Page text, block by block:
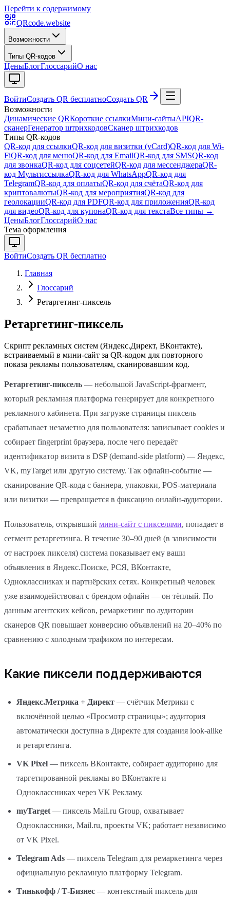
Перейти к содержимому
QRcode.website
Возможности
Типы QR-кодов
ЦеныБлогГлоссарийО нас
ВойтиСоздать QR бесплатноСоздать QR
Возможности
Динамические QRКороткие ссылкиМини-сайтыAPIQR-
сканерГенератор штрихкодовСканер штрихкодов
Типы QR-кодов
QR-код для ссылкиQR-код для визитки (vCard)QR-код для Wi-
FiQR-код для менюQR-код для EmailQR-код для SMSQR-код
для звонкаQR-код для соцсетейQR-код для мессенджераQR-
код МультиссылкаQR-код для WhatsAppQR-код для
TelegramQR-код для оплатыQR-код для счётаQR-код для
криптовалютыQR-код для мероприятияQR-код для
геолокацииQR-код для PDFQR-код для приложенияQR-код
для видеоQR-код для купонаQR-код для текстаВсе типы →
ЦеныБлогГлоссарийО нас
Тема оформления
ВойтиСоздать QR бесплатно
Главная
Глоссарий
Ретаргетинг-пиксель
Ретаргетинг-пиксель
Скрипт рекламных систем (Яндекс.Директ, ВКонтакте),
встраиваемый в мини-сайт за QR-кодом для повторного
показа рекламы пользователям, сканировавшим код.
Ретаргетинг-пиксель — небольшой JavaScript-фрагмент,
который рекламная платформа генерирует для конкретного
рекламного кабинета. При загрузке страницы пиксель
срабатывает незаметно для пользователя: записывает cookies и
собирает fingerprint браузера, после чего передаёт
идентификатор визита в DSP (demand-side platform) — Яндекс,
VK, myTarget или другую систему. Так офлайн-событие —
сканирование QR-кода с баннера, упаковки, POS-материала
или визитки — превращается в фиксацию онлайн-аудитории.
Пользователь, открывший мини-сайт с пикселями, попадает в
сегмент ретаргетинга. В течение 30–90 дней (в зависимости
от настроек пикселя) система показывает ему ваши
объявления в Яндекс.Поиске, РСЯ, ВКонтакте,
Одноклассниках и партнёрских сетях. Конкретный человек
уже взаимодействовал с брендом офлайн — он тёплый. По
данным агентских кейсов, ремаркетинг по аудитории
сканеров QR повышает конверсию объявлений на 20–40% по
сравнению с холодным трафиком по интересам.
Какие пиксели поддерживаются
Яндекс.Метрика + Директ — счётчик Метрики с
включённой целью «Просмотр страницы»; аудитория
автоматически доступна в Директе для создания look-alike
и ретаргетинга.
VK Pixel — пиксель ВКонтакте, собирает аудиторию для
таргетированной рекламы во ВКонтакте и
Одноклассниках через VK Рекламу.
myTarget — пиксель Mail.ru Group, охватывает
Одноклассники, Mail.ru, проекты VK; работает независимо
от VK Pixel.
Telegram Ads — пиксель Telegram для ремаркетинга через
официальную рекламную платформу Telegram.
Тинькофф / Т-Бизнес — контекстный пиксель для